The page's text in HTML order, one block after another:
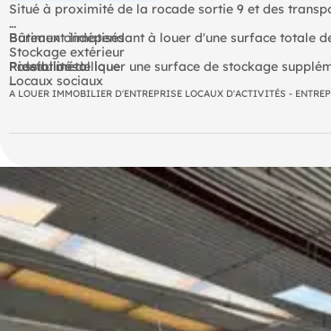
Situé à proximité de la rocade sortie 9 et des
Bâtiment indépendant à louer d'une surface totale
Prestations :
Bureaux climatisés
Stockage extérieur
Rideau métallique
Locaux sociaux
Grand parking
Possibilité de louer une surface de stockage
Disponibilité : Immédiate
A LOUER IMMOBILIER D'ENTREPRISE LOCAUX D'ACTIVITÉS -